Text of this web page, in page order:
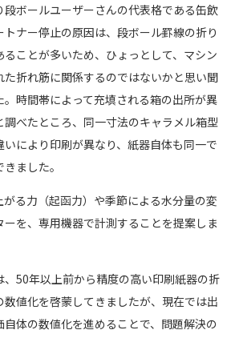
ボールユーザーさんの代表格である缶飲
ナー停止の原因は、段ボール罫線の折り
ことが多いため、ひょっとして、マシン
た折れ筋に関係するのではないかと思い聞
。時間帯によって充填される箱の出所が異
調べたところ、同一寸法のキャラメル箱型
により印刷が異なり、紙器自体も同一で
ました。
る力（起函力）や季節による水分量の変
を、専用機器で計測することを提案しま
50年以上前から精度の高い印刷紙器の折
数値化を啓蒙してきましたが、現在では出
体の数値化を進めることで、問題解決の